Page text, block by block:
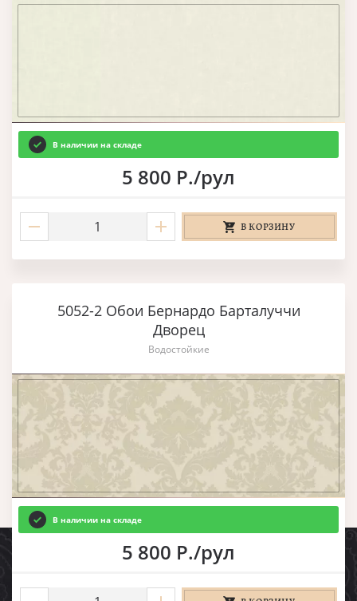
В наличии на складе
5 800 Р./рул
В КОРЗИНУ
5052-2 Обои Бернардо Барталуччи
Дворец
Водостойкие
В наличии на складе
5 800 Р./рул